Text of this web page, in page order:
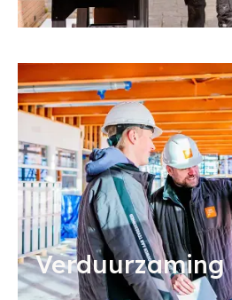
Verduurzaming